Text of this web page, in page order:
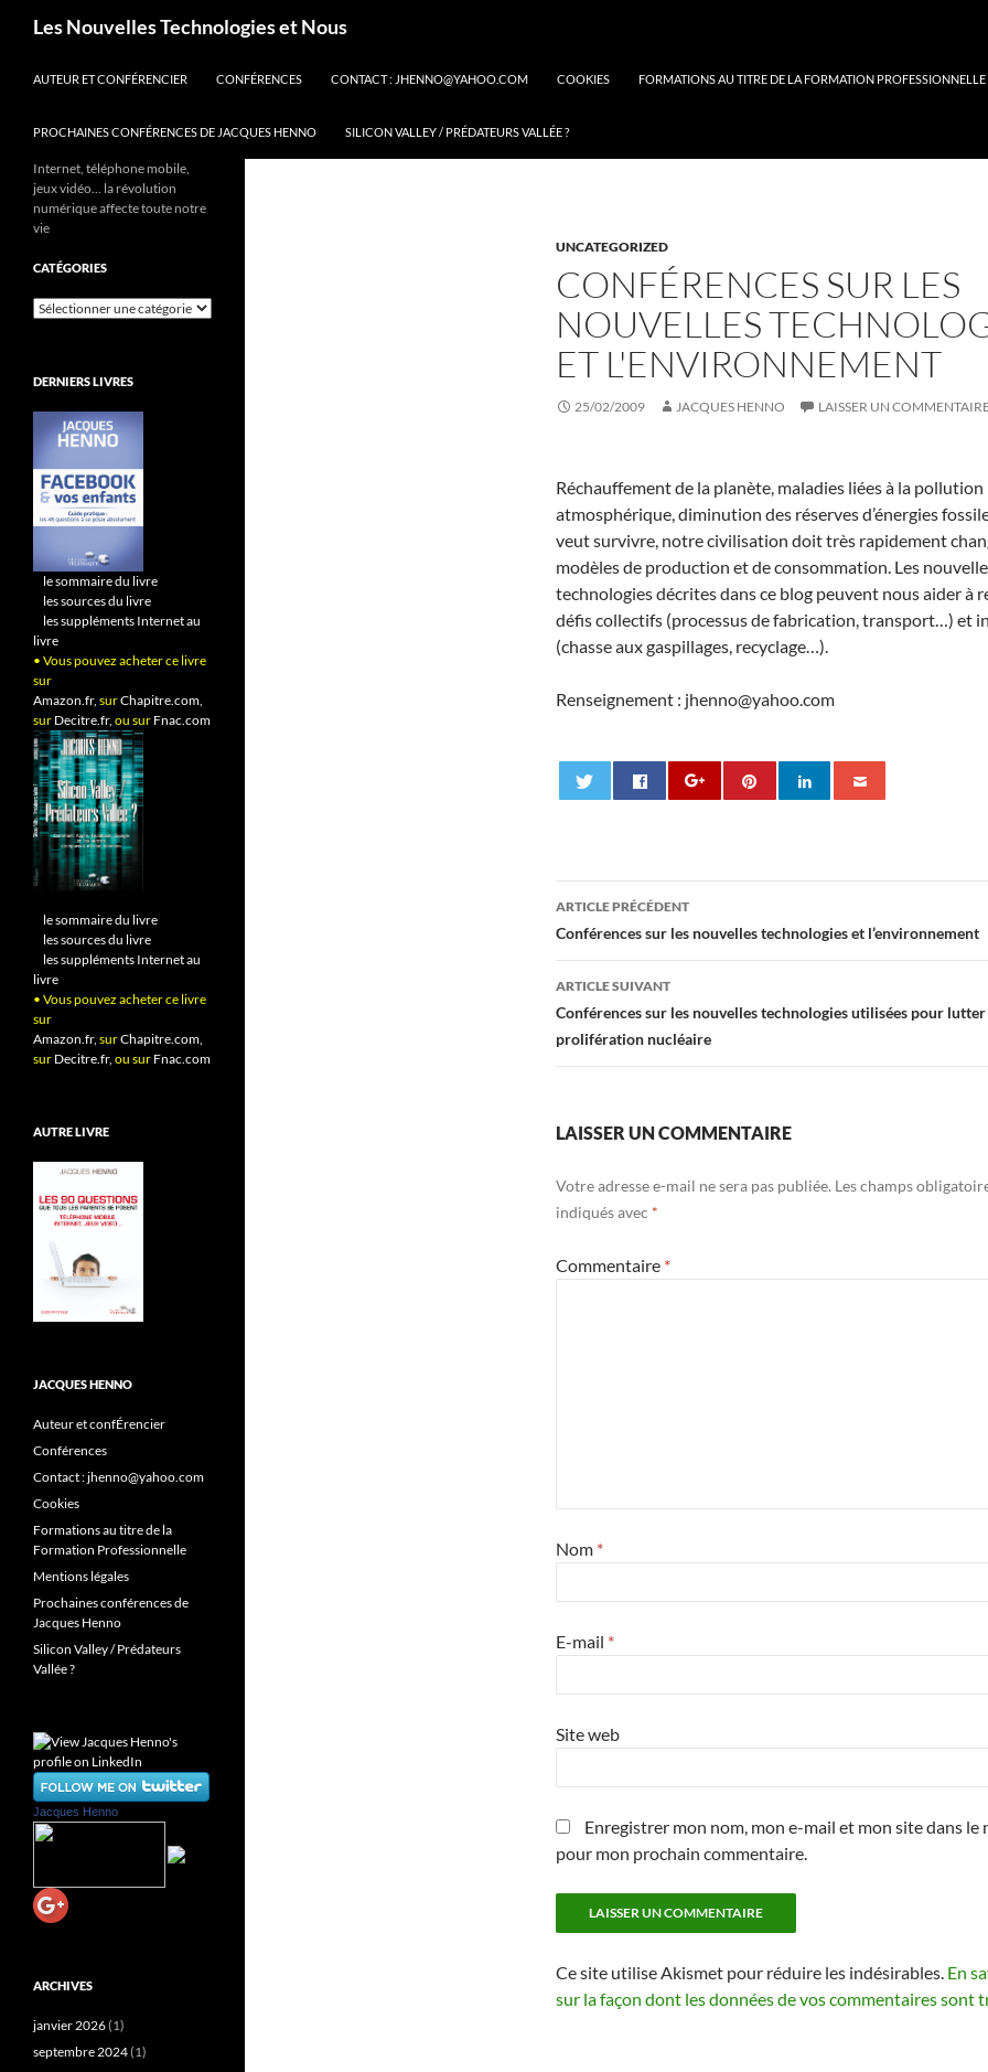
Les Nouvelles Technologies et Nous
AUTEUR ET CONFÉRENCIER CONFÉRENCES CONTACT : JHENNO@YAHOO.COM COOKIES FORMATIONS AU TITRE DE LA FORMATION PROFESSIONNELLE
PROCHAINES CONFÉRENCES DE JACQUES HENNO SILICON VALLEY / PRÉDATEURS VALLÉE ?
UNCATEGORIZED
CONFÉRENCES SUR LES
NOUVELLES
ET L'ENVIRONNEMENT
25/02/2009 JACQUES HENNO LAISSER UN
Réchauffement de la planète, maladies liées à la pollution
atmosphérique, diminution des réserves d’énergies
veut survivre, notre civilisation doit très rapidement
modèles de production et de consommation. Les
technologies décrites dans ce blog peuvent nous aider à
défis collectifs (processus de fabrication, transport…) et
(chasse aux gaspillages, recyclage…).
Renseignement : jhenno@yahoo.com
Navigation
des
articles
ARTICLE PRÉCÉDENT
Conférences sur les nouvelles technologies et l’environnement
ARTICLE SUIVANT
Conférences sur les nouvelles technologies utilisées pour
prolifération nucléaire
LAISSER UN COMMENTAIRE
Votre adresse e-mail ne sera pas publiée. Les champs
indiqués avec *
Commentaire *
Nom *
E-mail *
Site web
Enregistrer mon nom, mon e-mail et mon site dans le
pour mon prochain commentaire.
Ce site utilise Akismet pour réduire les indésirables. En
sur la façon dont les données de vos commentaires sont
Internet, téléphone mobile,
jeux vidéo… la révolution
numérique affecte toute notre
vie
CATÉGORIES
Catégories
DERNIERS LIVRES
le sommaire du livre
les sources du livre
les suppléments Internet au
livre
• Vous pouvez acheter ce livre
sur
Amazon.fr, surChapitre.com,
sur Decitre.fr, ou sur Fnac.com
le sommaire du livre
les sources du livre
les suppléments Internet au
livre
• Vous pouvez acheter ce livre
sur
Amazon.fr, surChapitre.com,
sur Decitre.fr, ou sur Fnac.com
AUTRE LIVRE
JACQUES HENNO
Auteur et confÉrencier
Conférences
Contact : jhenno@yahoo.com
Cookies
Formations au titre de la
Formation Professionnelle
Mentions légales
Prochaines conférences de
Jacques Henno
Silicon Valley / Prédateurs
Vallée ?
Jacques Henno
ARCHIVES
janvier 2026(1)
septembre 2024(1)